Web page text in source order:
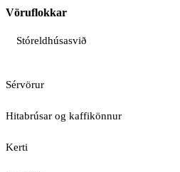
Vöruflokkar
Stóreldhúsasvið
Sérvörur
Hitabrúsar og kaffikönnur
Kerti